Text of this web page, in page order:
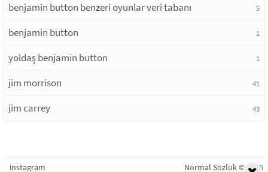
benjamin button benzeri oyunlar veri tabanı 5
benjamin button 1
yoldaş benjamin button 1
jim morrison 41
jim carrey 43
instagram Normal Sözlük © 2026